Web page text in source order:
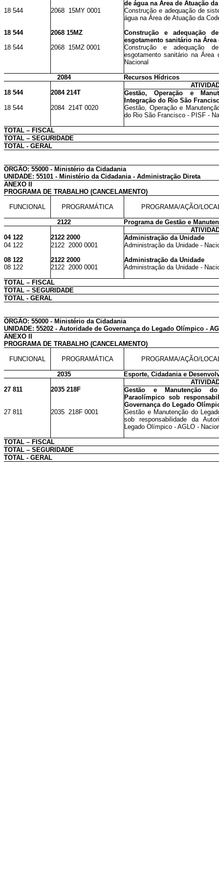
de água na Área de Atuação
18 544
2068 15MY 0001
Construção e adequação de
água na Área de Atuação da
18 544
2068 15MZ
Construção e adequação
esgotamento sanitário na Área
18 544
2068 15MZ 0001
Construção e adequação
esgotamento sanitário na Área
Nacional
2084
Recursos Hídricos
18 544
2084 214T
Gestão, Operação e
Integração do Rio São
18 544
2084 214T 0020
Gestão, Operação e
do Rio São Francisco - PISF -
TOTAL – FISCAL
TOTAL – SEGURIDADE
TOTAL - GERAL
ÓRGÃO: 55000 - Ministério da Cidadania
UNIDADE: 55101 - Ministério da Cidadania - Administração Direta
ANEXO II
PROGRAMA DE TRABALHO (CANCELAMENTO)
FUNCIONAL PROGRAMÁTICA PROGRAMA/AÇÃO/
2122
Programa de Gestão e
04 122
2122 2000
Administração da Unidade
04 122
2122 2000 0001
Administração da Unidade -
08 122
2122 2000
Administração da Unidade
08 122
2122 2000 0001 Administração da Unidade -
TOTAL – FISCAL
TOTAL – SEGURIDADE
TOTAL - GERAL
ÓRGÃO: 55000 - Ministério da Cidadania
UNIDADE: 55202 - Autoridade de Governança do Legado Olímpico -
ANEXO II
PROGRAMA DE TRABALHO (CANCELAMENTO)
FUNCIONAL PROGRAMÁTICA PROGRAMA/AÇÃO/
2035
Esporte, Cidadania e
27 811
2035 218F
Gestão e Manutenção
Paraolímpico sob
Governança do Legado
27 811
2035 218F 0001
Gestão e Manutenção do
sob responsabilidade da
Legado Olímpico - AGLO -
TOTAL – FISCAL
TOTAL – SEGURIDADE
TOTAL - GERAL